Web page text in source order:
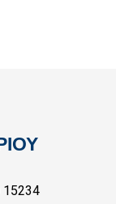
15234